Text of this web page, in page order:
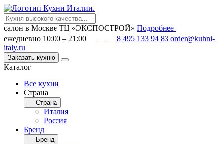
салон в Москве ТЦ «ЭКСПОСТРОЙ» Подробнее
ежедневно 10:00 – 21:00
8 495 133 94 83 order@kuhni-
italy.ru
Заказать кухню
Каталог
Все кухни
Страна
Страна
Италия
Россия
Бренд
Бренд